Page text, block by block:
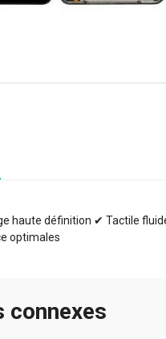
haute définition ✔ Tactile
optimales
connexes